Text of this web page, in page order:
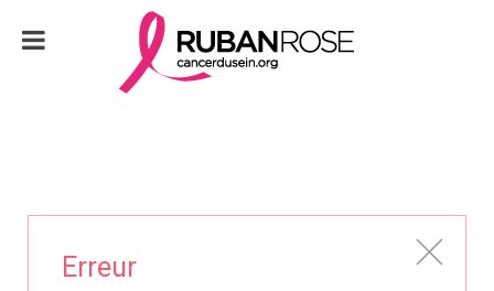
Erreur